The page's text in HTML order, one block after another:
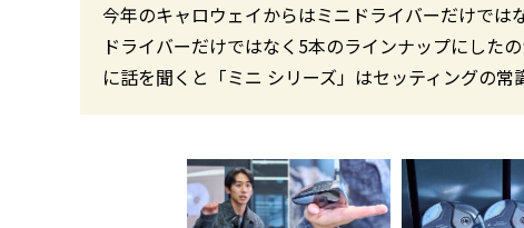
今年のキャロウェイからはミニドライバーだけでは
ドライバーだけではなく5本のラインナップにし
に話を聞くと「ミニ シリーズ」はセッティングの常